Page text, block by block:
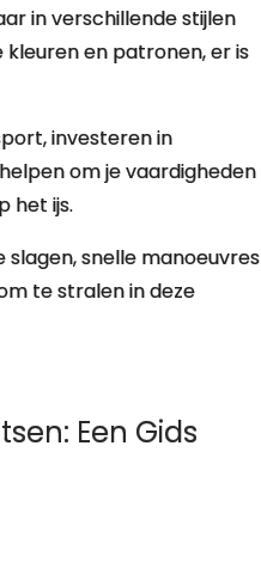
in verschillende stijlen
en patronen, er is
investeren in
om je vaardigheden
het ijs.
snelle manoeuvres
te stralen in deze
Een Gids